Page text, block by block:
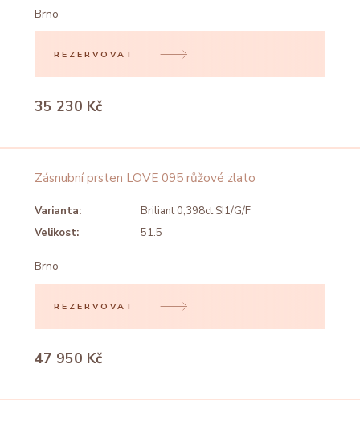
Brno
REZERVOVAT
35 230 Kč
Zásnubní prsten LOVE 095 růžové zlato
Varianta:
Briliant 0,398ct SI1/G/F
Velikost:
51.5
Brno
REZERVOVAT
47 950 Kč